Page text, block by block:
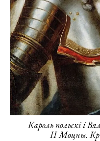
Кароль польскі і
ІІ Моцны.